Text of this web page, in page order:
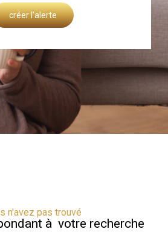
créer l'alerte
n'avez pas trouvé
à votre recherche